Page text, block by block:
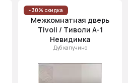
- 30% скидка
Межкомнатная дверь
Tivoli / Тиволи А-1
Невидимка
Дуб капучино